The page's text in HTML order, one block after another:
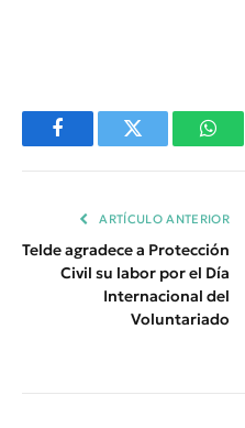
FacebookTwitter
ARTÍCULO ANTERIOR
Telde agradece a Protección
Civil su labor por el Día
Internacional del
Voluntariado